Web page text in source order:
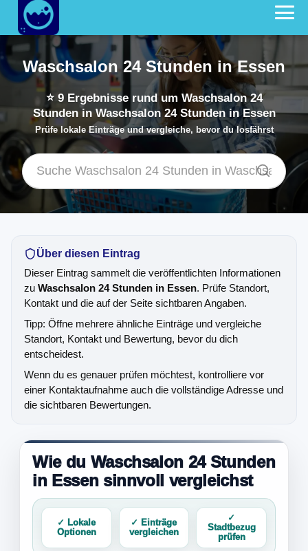
Waschsalon 24 Stunden in Essen
⭐ 9Ergebnisse rund um Waschsalon 24
Stunden in Waschsalon 24 Stunden in Essen
Prüfe lokale Einträge und vergleiche, bevor du losfährst
Über diesen Eintrag
Dieser Eintrag sammelt die veröffentlichten Informationen
zu Waschsalon 24 Stunden in Essen. Prüfe Standort,
Kontakt und die auf der Seite sichtbaren Angaben.
Tipp: Öffne mehrere ähnliche Einträge und vergleiche
Standort, Kontakt und Bewertung, bevor du dich
entscheidest.
Wenn du es genauer prüfen möchtest, kontrolliere vor
einer Kontaktaufnahme auch die vollständige Adresse und
die sichtbaren Bewertungen.
Wie du Waschsalon 24 Stunden
in Essen sinnvoll vergleichst
✓ Lokale
Optionen
✓ Einträge
vergleichen
✓
Stadtbezug
prüfen